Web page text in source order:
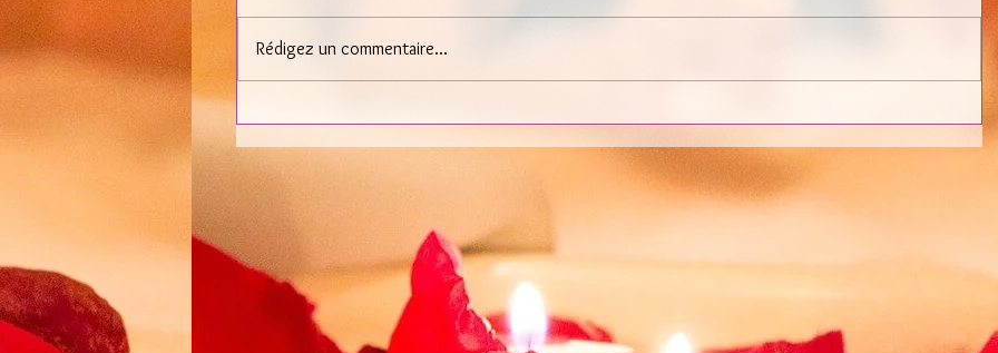
Rédigez un commentaire...